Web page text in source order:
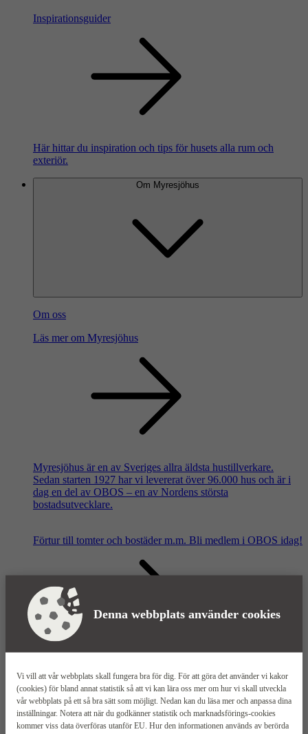
Denna webbplats använder cookies
Vi vill att vår webbplats skall fungera bra för dig. För att göra det använder vi kakor
(cookies) för bland annat statistik så att vi kan lära oss mer om hur vi skall utveckla
vår webbplats på ett så bra sätt som möjligt. Nedan kan du läsa mer och anpassa dina
inställningar. Notera att när du godkänner statistik och marknadsförings-cookies
kommer viss data överföras utanför EU. Hur den informationen används av berörda
Inspirationsguider
Här hittar du inspiration och tips för husets alla rum och
exteriör.
Om Myresjöhus
Om oss
Läs mer om Myresjöhus
Myresjöhus är en av Sveriges allra äldsta hustillverkare.
Sedan starten 1927 har vi levererat över 96.000 hus och är i
dag en del av OBOS – en av Nordens största
bostadsutvecklare.
Förtur till tomter och bostäder m.m. Bli medlem i OBOS idag!
Våra säljkontor